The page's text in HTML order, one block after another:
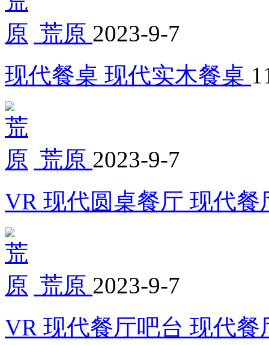
荒原 2023-9-7
现代餐桌 现代实木餐桌
荒原 2023-9-7
VR 现代圆桌餐厅 现代
荒原 2023-9-7
VR 现代餐厅吧台 现代